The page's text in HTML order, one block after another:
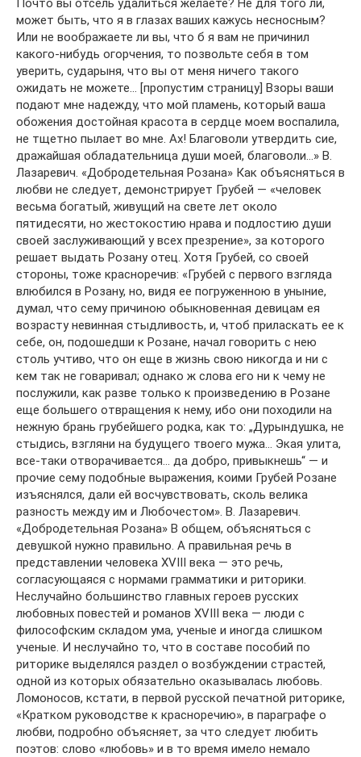
Почто вы отсель удалиться желаете? Не для того ли,
может быть, что я в глазах ваших кажусь несносным?
Или не воображаете ли вы, что б я вам не причинил
какого-нибудь огорчения, то позвольте себя в том
уверить, сударыня, что вы от меня ничего такого
ожидать не можете… [пропустим страницу] Взоры ваши
подают мне надежду, что мой пламень, который ваша
обожения достойная красота в сердце моем воспалила,
не тщетно пылает во мне. Ах! Благоволи утвердить сие,
дражайшая обладательница души моей, благоволи…» В.
Лазаревич. «Добродетельная Розана» Как объясняться в
любви не следует, демонстрирует Грубей — «человек
весьма богатый, живущий на свете лет около
пятидесяти, но жестокостию нрава и подлостию души
своей заслуживающий у всех презрение», за которого
решает выдать Розану отец. Хотя Грубей, со своей
стороны, тоже красноречив: «Грубей с первого взгляда
влюбился в Розану, но, видя ее погруженною в уныние,
думал, что сему причиною обыкновенная девицам ея
возрасту невинная стыдливость, и, чтоб приласкать ее к
себе, он, подошедши к Розане, начал говорить с нею
столь учтиво, что он еще в жизнь свою никогда и ни с
кем так не говаривал; однако ж слова его ни к чему не
послужили, как разве только к произведению в Розане
еще большего отвращения к нему, ибо они походили на
нежную брань грубейшего родка, как то: „Дурындушка, не
стыдись, взгляни на будущего твоего мужа… Экая улита,
все-таки отворачивается… да добро, привыкнешь“ — и
прочие сему подобные выражения, коими Грубей Розане
изъяснялся, дали ей восчувствовать, сколь велика
разность между им и Любочестом». В. Лазаревич.
«Добродетельная Розана» В общем, объясняться с
девушкой нужно правильно. А правильная речь в
представлении человека XVIII века — это речь,
согласующаяся с нормами грамматики и риторики.
Неслучайно большинство главных героев русских
любовных повестей и романов XVIII века — люди с
философским складом ума, ученые и иногда слишком
ученые. И неслучайно то, что в составе пособий по
риторике выделялся раздел о возбуждении страстей,
одной из которых обязательно оказывалась любовь.
Ломоносов, кстати, в первой русской печатной риторике,
«Кратком руководстве к красноречию», в параграфе о
любви, подробно объясняет, за что следует любить
поэтов: слово «любовь» и в то время имело немало